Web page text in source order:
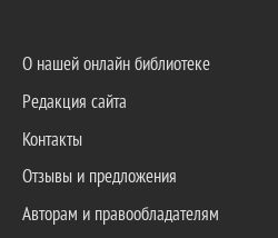
О нашей онлайн библиотеке
Редакция сайта
Контакты
Отзывы и предложения
Авторам и правообладателям